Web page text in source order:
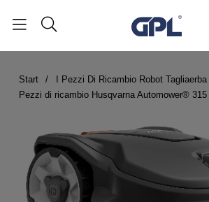
Start
I Pezzi Di Ricambio Robot Tagliaerba
Pezzi di ricambio Husqvarna Automower® 315